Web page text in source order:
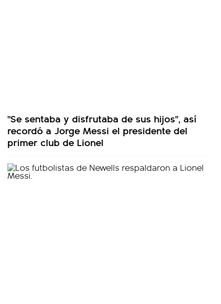
"Se sentaba y disfrutaba de sus hijos", así
recordó a Jorge Messi el presidente del
primer club de Lionel